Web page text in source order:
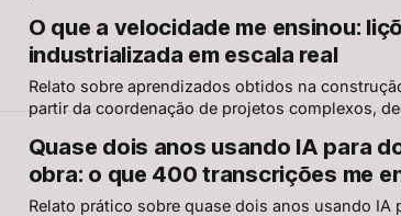
técnicos brasileiros e diretrizes da matriz
O que a velocidade me ensinou:
industrializada em escala real
Relato sobre aprendizados obtidos na
partir da coordenação de projetos complexos,
Quase dois anos usando IA para
obra: o que 400 transcrições me
Relato prático sobre quase dois anos usando IA